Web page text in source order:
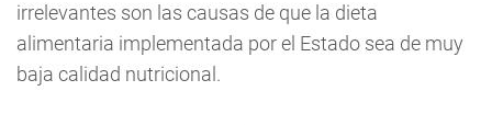
irrelevantes son las causas de que la dieta
alimentaria implementada por el Estado sea de muy
baja calidad nutricional.